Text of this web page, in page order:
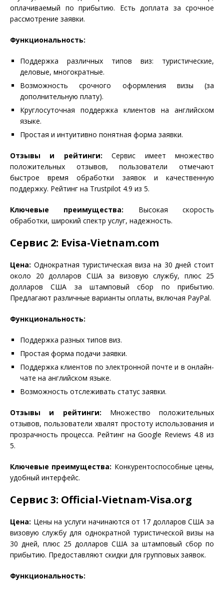
оплачиваемый по прибытию. Есть доплата за срочное
рассмотрение заявки.
Функциональность:
Поддержка различных типов виз: туристические,
деловые, многократные.
Возможность срочного оформления визы (за
дополнительную плату).
Круглосуточная поддержка клиентов на английском
языке.
Простая и интуитивно понятная форма заявки.
Отзывы и рейтинги: Сервис имеет множество
положительных отзывов, пользователи отмечают
быстрое время обработки заявок и качественную
поддержку. Рейтинг на Trustpilot 4.9 из 5.
Ключевые преимущества: Высокая скорость
обработки, широкий спектр услуг, надежность.
Сервис 2: Evisa-Vietnam.com
Цена: Однократная туристическая виза на 30 дней стоит
около 20 долларов США за визовую службу, плюс 25
долларов США за штамповый сбор по прибытию.
Предлагают различные варианты оплаты, включая PayPal.
Функциональность:
Поддержка разных типов виз.
Простая форма подачи заявки.
Поддержка клиентов по электронной почте и в онлайн-
чате на английском языке.
Возможность отслеживать статус заявки.
Отзывы и рейтинги: Множество положительных
отзывов, пользователи хвалят простоту использования и
прозрачность процесса. Рейтинг на Google Reviews 4.8 из
5.
Ключевые преимущества: Конкурентоспособные цены,
удобный интерфейс.
Сервис 3: Official-Vietnam-Visa.org
Цена: Цены на услуги начинаются от 17 долларов США за
визовую службу для однократной туристической визы на
30 дней, плюс 25 долларов США за штамповый сбор по
прибытию. Предоставляют скидки для групповых заявок.
Функциональность: